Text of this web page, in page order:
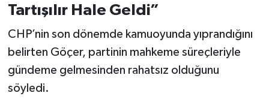
Tartışılır Hale Geldi”
CHP’nin son dönemde kamuoyunda yıprandığını
belirten Göçer, partinin mahkeme süreçleriyle
gündeme gelmesinden rahatsız olduğunu
söyledi.